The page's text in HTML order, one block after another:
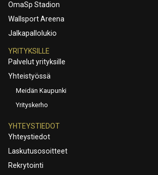
OmaSp Stadion
Wallsport Areena
Jalkapallolukio
YRITYKSILLE
Palvelut yrityksille
Yhteistyössä
Meidän Kaupunki
Yrityskerho
YHTEYSTIEDOT
Yhteystiedot
Laskutusosoitteet
Rekrytointi